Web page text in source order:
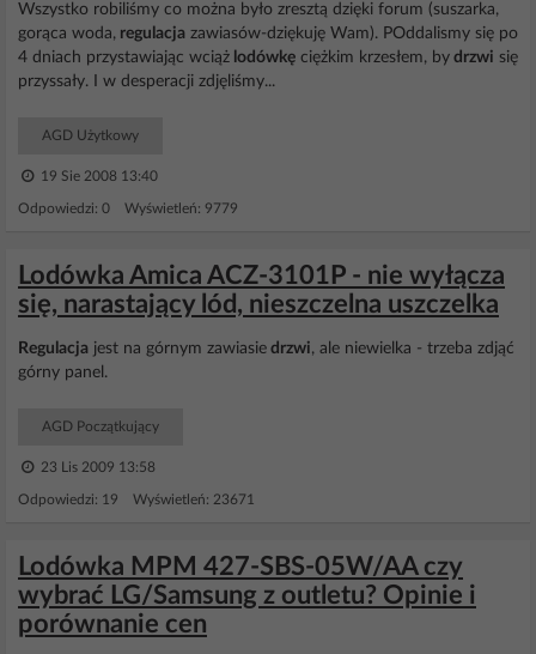
Wszystko robiliśmy co można było zresztą dzięki forum (suszarka,
gorąca woda, regulacja zawiasów-dziękuję Wam). POddalismy się po
4 dniach przystawiając wciąż lodówkę ciężkim krzesłem, by drzwi się
przyssały. I w desperacji zdjęliśmy...
AGD Użytkowy
19 Sie 2008 13:40
Odpowiedzi: 0 Wyświetleń: 9779
Lodówka Amica ACZ-3101P - nie wyłącza
się, narastający lód, nieszczelna uszczelka
Regulacja jest na górnym zawiasie drzwi, ale niewielka - trzeba zdjąć
górny panel.
AGD Początkujący
23 Lis 2009 13:58
Odpowiedzi: 19 Wyświetleń: 23671
Lodówka MPM 427-SBS-05W/AA czy
wybrać LG/Samsung z outletu? Opinie i
porównanie cen